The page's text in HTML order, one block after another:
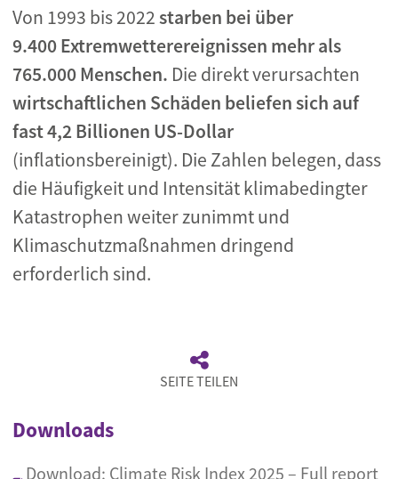
Von 1993 bis 2022starben bei über
9.400 Extremwetterereignissen mehr als
765.000 Menschen. Die direkt verursachten
wirtschaftlichen Schäden beliefen sich auf
fast 4,2 Billionen US-Dollar
(inflationsbereinigt). Die Zahlen belegen, dass
die Häufigkeit und Intensität klimabedingter
Katastrophen weiter zunimmt und
Klimaschutzmaßnahmen dringend
erforderlich sind.
SEITE TEILEN
Downloads
Download: Climate Risk Index 2025 – Full report